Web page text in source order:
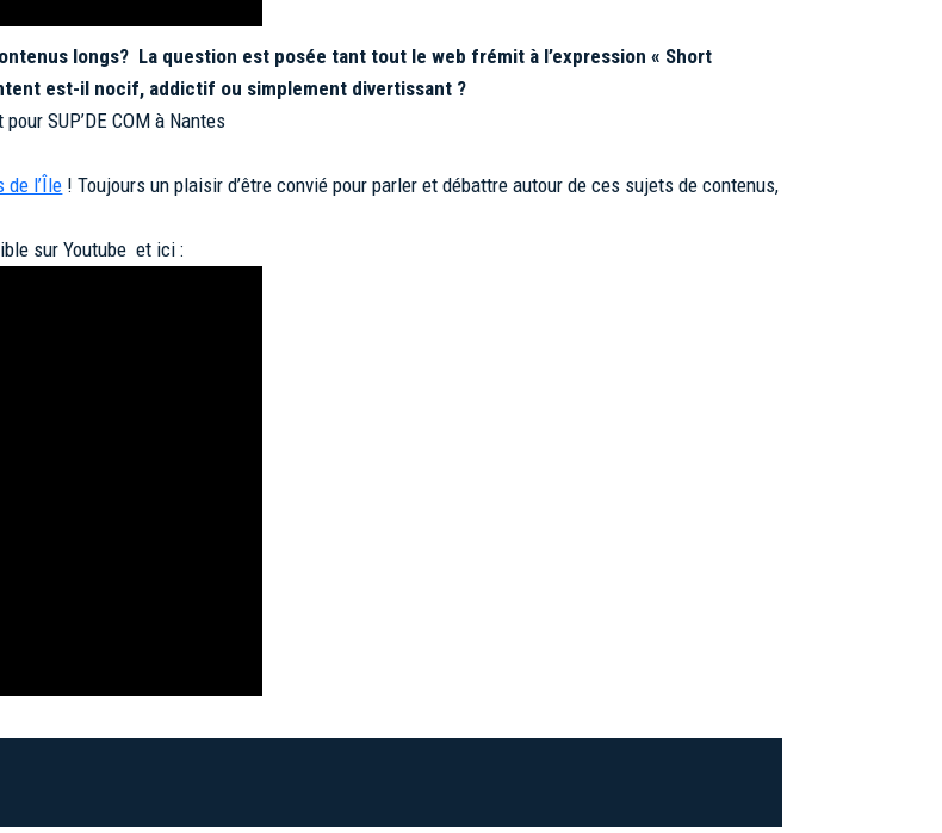
longs? La question est posée tant tout le web frémit à l’expression « Short
est-il nocif, addictif ou simplement divertissant ?
SUP’DE COM à Nantes
de l’Île ! Toujours un plaisir d’être convié pour parler et débattre autour de ces sujets de contenus,
sur Youtube et ici :